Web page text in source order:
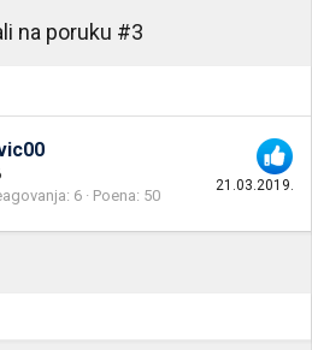
na poruku #3
21.03.2019.
6 Poena 50